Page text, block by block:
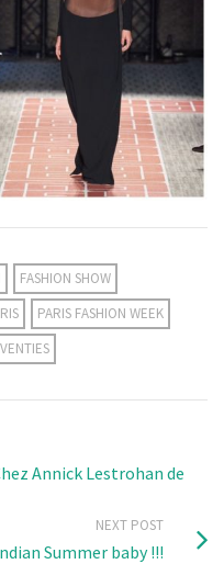
FASHION SHOW
PARIS FASHION WEEK
Annick Lestrohan de
NEXT POST
Summer baby !!!